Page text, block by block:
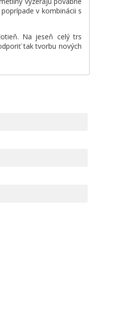
v kombinácii s
Na jeseň celý trs
tak tvorbu nových